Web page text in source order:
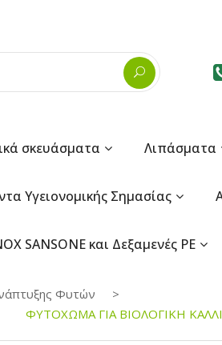
σκευάσματα Λιπάσματα
Υγειονομικής Σημασίας
SANSONE και Δεξαμενές PE
Φυτών
ΦΥΤΟΧΩΜΑ ΓΙΑ ΒΙΟΛΟΓΙΚΗ